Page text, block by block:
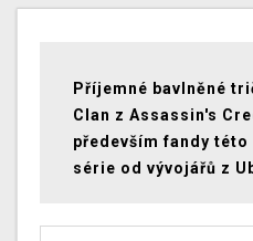
Příjemné bavlněné
Clan z Assassin's
především fandy této
série od vývojářů z